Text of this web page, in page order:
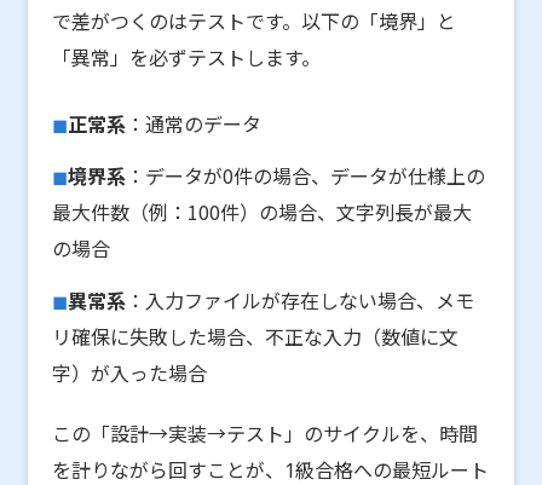
で差がつくのはテストです。以下の「境界」と
「異常」を必ずテストします。
正常系：通常のデータ
境界系：データが0件の場合、データが仕様上の
最大件数（例：100件）の場合、文字列長が最大
の場合
異常系：入力ファイルが存在しない場合、メモ
リ確保に失敗した場合、不正な入力（数値に文
字）が入った場合
この「設計→実装→テスト」のサイクルを、時間
を計りながら回すことが、1級合格への最短ルート